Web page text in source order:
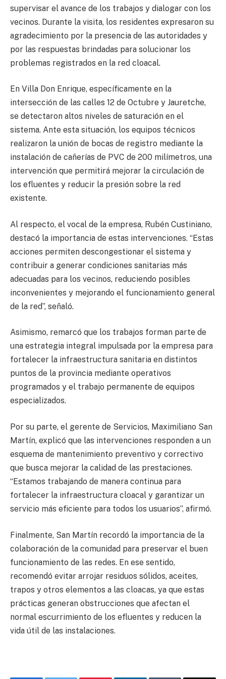
supervisar el avance de los trabajos y dialogar con los
vecinos. Durante la visita, los residentes expresaron su
agradecimiento por la presencia de las autoridades y
por las respuestas brindadas para solucionar los
problemas registrados en la red cloacal.
En Villa Don Enrique, específicamente en la
intersección de las calles 12 de Octubre y Jauretche,
se detectaron altos niveles de saturación en el
sistema. Ante esta situación, los equipos técnicos
realizaron la unión de bocas de registro mediante la
instalación de cañerías de PVC de 200 milímetros, una
intervención que permitirá mejorar la circulación de
los efluentes y reducir la presión sobre la red
existente.
Al respecto, el vocal de la empresa, Rubén Custiniano,
destacó la importancia de estas intervenciones. “Estas
acciones permiten descongestionar el sistema y
contribuir a generar condiciones sanitarias más
adecuadas para los vecinos, reduciendo posibles
inconvenientes y mejorando el funcionamiento general
de la red”, señaló.
Asimismo, remarcó que los trabajos forman parte de
una estrategia integral impulsada por la empresa para
fortalecer la infraestructura sanitaria en distintos
puntos de la provincia mediante operativos
programados y el trabajo permanente de equipos
especializados.
Por su parte, el gerente de Servicios, Maximiliano San
Martín, explicó que las intervenciones responden a un
esquema de mantenimiento preventivo y correctivo
que busca mejorar la calidad de las prestaciones.
“Estamos trabajando de manera continua para
fortalecer la infraestructura cloacal y garantizar un
servicio más eficiente para todos los usuarios”, afirmó.
Finalmente, San Martín recordó la importancia de la
colaboración de la comunidad para preservar el buen
funcionamiento de las redes. En ese sentido,
recomendó evitar arrojar residuos sólidos, aceites,
trapos y otros elementos a las cloacas, ya que estas
prácticas generan obstrucciones que afectan el
normal escurrimiento de los efluentes y reducen la
vida útil de las instalaciones.